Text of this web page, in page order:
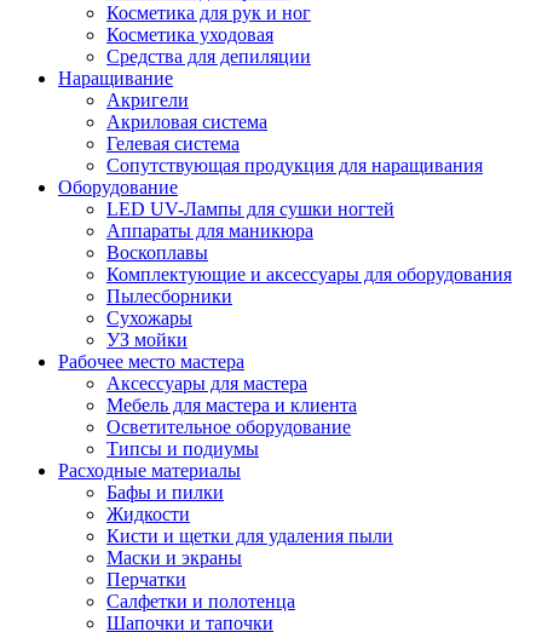
Косметика для рук и ног
Косметика уходовая
Средства для депиляции
Наращивание
Акригели
Акриловая система
Гелевая система
Сопутствующая продукция для наращивания
Оборудование
LED UV-Лампы для сушки ногтей
Аппараты для маникюра
Воскоплавы
Комплектующие и аксессуары для оборудования
Пылесборники
Сухожары
УЗ мойки
Рабочее место мастера
Аксессуары для мастера
Мебель для мастера и клиента
Осветительное оборудование
Типсы и подиумы
Расходные материалы
Бафы и пилки
Жидкости
Кисти и щетки для удаления пыли
Маски и экраны
Перчатки
Салфетки и полотенца
Шапочки и тапочки